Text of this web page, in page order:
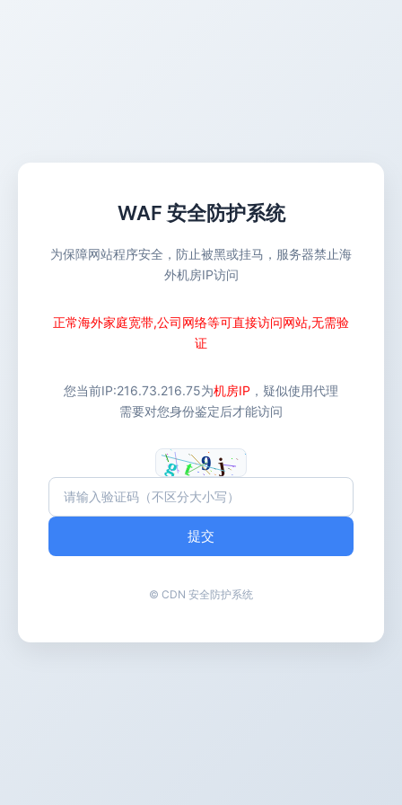
WAF 安全防护系统
为保障网站程序安全，防止被黑或挂马，服务器禁止海
外机房IP访问
正常海外家庭宽带,公司网络等可直接访问网站,无需验
证
您当前IP:216.73.216.75为机房IP ，疑似使用代理
需要对您身份鉴定后才能访问
提交
© CDN 安全防护系统